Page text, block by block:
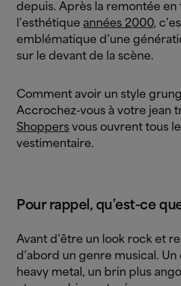
depuis. Après la remontée en
l’esthétique années 2000,
emblématique d’une
sur le devant de la scène.
Comment avoir un style
Accrochez-vous à votre jean
Shoppers vous ouvrent tous
vestimentaire.
Pour rappel, qu’est-ce
Avant d’être un look rock et
d’abord un genre musical.
heavy metal, un brin plus